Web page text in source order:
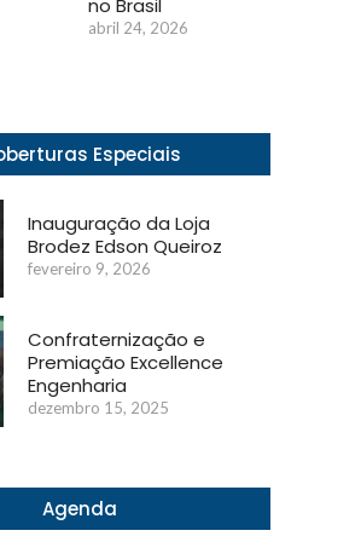
no Brasil
abril 24, 2026
Especiais
Inauguração da Loja
Brodez Edson Queiroz
fevereiro 9, 2026
Confraternização e
Premiação Excellence
Engenharia
dezembro 15, 2025
Agenda